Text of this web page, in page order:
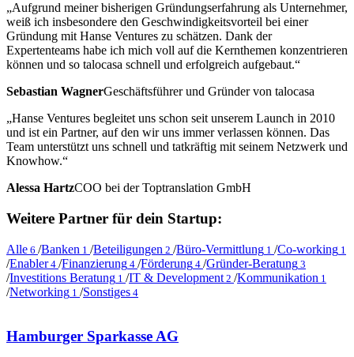
„Aufgrund meiner bisherigen Gründungserfahrung als Unternehmer,
weiß ich insbesondere den Geschwindigkeitsvorteil bei einer
Gründung mit Hanse Ventures zu schätzen. Dank der
Expertenteams habe ich mich voll auf die Kernthemen konzentrieren
können und so talocasa schnell und erfolgreich aufgebaut.“
Sebastian WagnerGeschäftsführer und Gründer von talocasa
„Hanse Ventures begleitet uns schon seit unserem Launch in 2010
und ist ein Partner, auf den wir uns immer verlassen können. Das
Team unterstützt uns schnell und tatkräftig mit seinem Netzwerk und
Knowhow.“
Alessa HartzCOO bei der Toptranslation GmbH
Weitere Partner für dein Startup:
Alle 6 /Banken 1 /Beteiligungen 2 /Büro-Vermittlung 1 /Co-working 1
/Enabler4 /Finanzierung 4 /Förderung 4 /Gründer-Beratung 3
/Investitions Beratung 1 /IT & Development 2 /Kommunikation 1
/Networking 1 /Sonstiges 4
Hamburger Sparkasse AG